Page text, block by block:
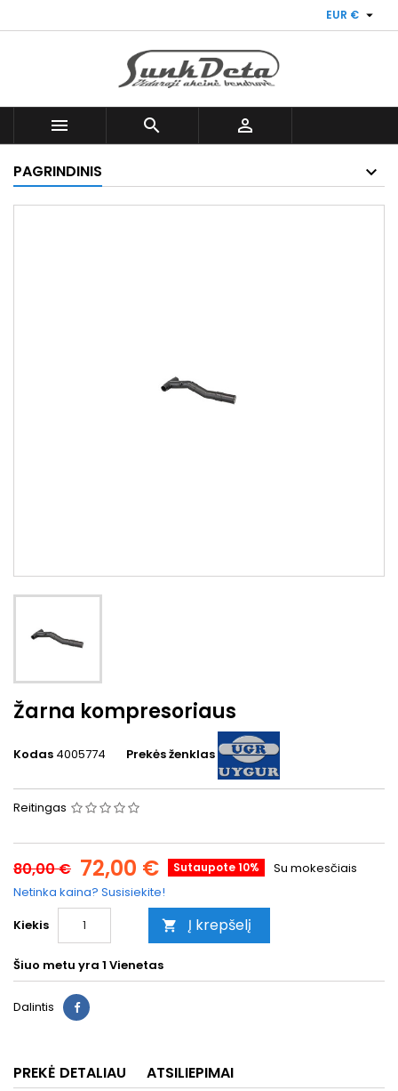
EUR € 
  
PAGRINDINIS
Žarna kompresoriaus
Kodas 4005774 Prekės ženklas
Reitingas
80,00 € 72,00 € Sutaupote 10%
Su mokesčiais
Netinka kaina? Susisiekite!
Kiekis
 Į krepšelį
Šiuo metu yra 1 Vienetas
Dalintis
PREKĖ DETALIAU ATSILIEPIMAI